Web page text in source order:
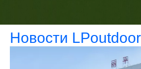
Новости